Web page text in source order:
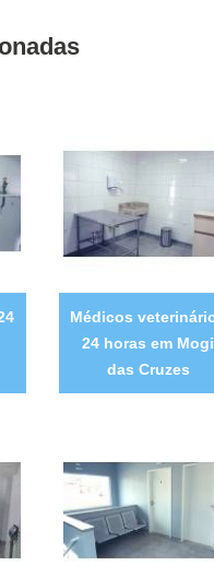
Médicos
24 horas em Mogi
das Cruzes